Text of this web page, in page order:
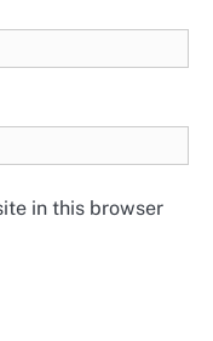
in this browser